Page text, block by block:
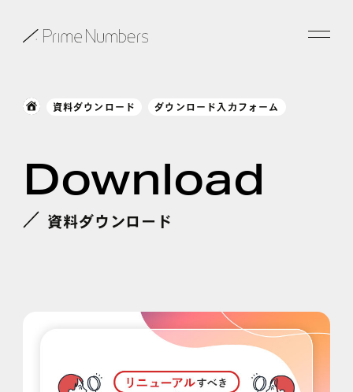
事例紹介
お役立ち情報
資料ダウンロード ダウンロード入力フォーム
Download
資料ダウンロード